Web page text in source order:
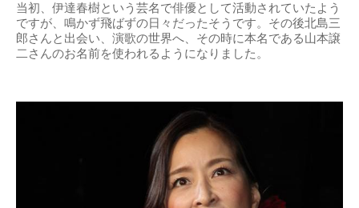
当初、伊達春樹という芸名で俳優として活動されていたよう
ですが、鳴かず飛ばずの日々だったそうです。その後北島三
郎さんと出会い、演歌の世界へ、その時に本名である山本譲
二さんのお名前を使われるようになりました。